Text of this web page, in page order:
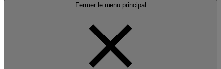
Fermer le menu principal